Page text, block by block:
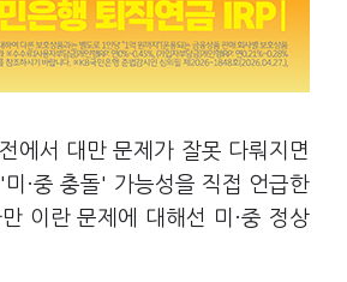
에서 대만 문제가 잘못 다뤄지면
·중 충돌' 가능성을 직접 언급한
이란 문제에 대해선 미·중 정상